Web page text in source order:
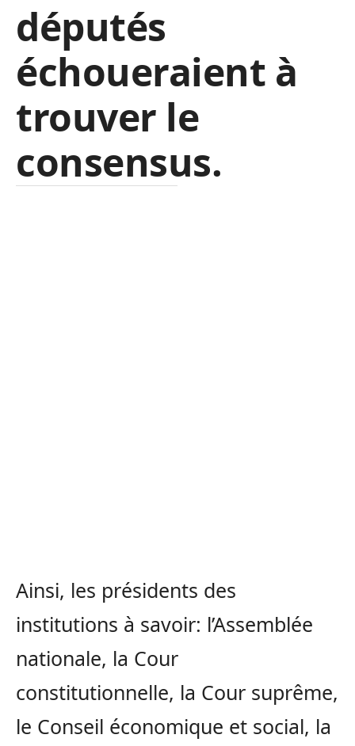
députés
échoueraient à
trouver le
consensus.
Ainsi, les présidents des
institutions à savoir: l’Assemblée
nationale, la Cour
constitutionnelle, la Cour suprême,
le Conseil économique et social, la